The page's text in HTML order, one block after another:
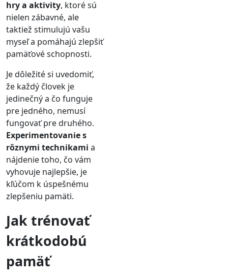
hry a aktivity, ktoré sú
nielen zábavné, ale
taktiež stimulujú vašu
myseľ a pomáhajú zlepšiť
pamäťové schopnosti.
Je dôležité si uvedomiť,
že každý človek je
jedinečný a čo funguje
pre jedného, nemusí
fungovať pre druhého.
Experimentovanie s
rôznymi technikami a
nájdenie toho, čo vám
vyhovuje najlepšie, je
kľúčom k úspešnému
zlepšeniu pamäti.
Jak trénovať
krátkodobú
pamäť